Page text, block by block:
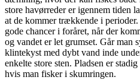
store havørreder er igennem tiden
at de kommer trækkende i
gode chancer i foråret, når der
og vandet er let grumset. Går man
klintekyst med dybt vand inde
enkelte store sten. Pladsen er
hvis man fisker i skumringen.